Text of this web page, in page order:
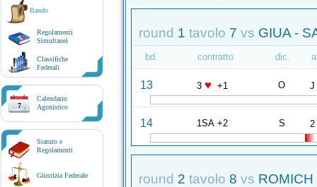
Bando
Regolamenti
Simultanei
Classifiche
Federali
7
Calendario
Agonistico
Statuto e
Regolamenti
Giustizia Federale
round 1 tavolo 7 vs GIUA -
bd. contratto dic.
13 3 ♥ +1 O J
14 1SA +2 S 2
round 2 tavolo 8 vs